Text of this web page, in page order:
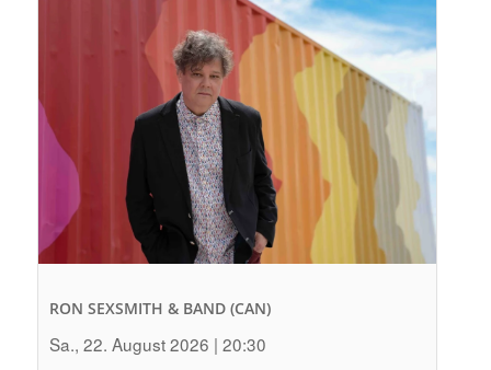
RON SEXSMITH & BAND (CAN)
Sa., 22. August 2026 | 20:30